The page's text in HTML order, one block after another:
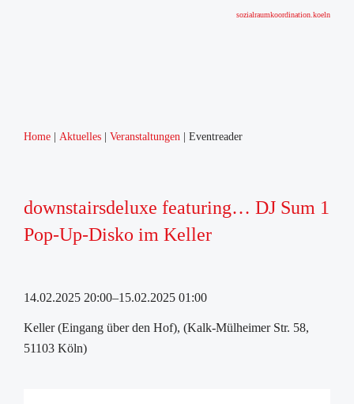
sozialraumkoordination.koeln
Home Aktuelles Veranstaltungen Eventreader
downstairsdeluxe featuring… DJ Sum 1
Pop-Up-Disko im Keller
14.02.2025 20:00–15.02.2025 01:00
Keller (Eingang über den Hof), (Kalk-Mülheimer Str. 58,
51103 Köln)